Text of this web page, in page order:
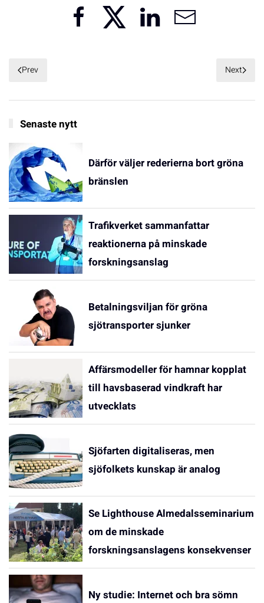
Prev Next
Senaste nytt
Därför väljer rederierna bort gröna
bränslen
Trafikverket sammanfattar
reaktionerna på minskade
forskningsanslag
Betalningsviljan för gröna
sjötransporter sjunker
Affärsmodeller för hamnar kopplat
till havsbaserad vindkraft har
utvecklats
Sjöfarten digitaliseras, men
sjöfolkets kunskap är analog
Se Lighthouse Almedalsseminarium
om de minskade
forskningsanslagens konsekvenser
Ny studie: Internet och bra sömn